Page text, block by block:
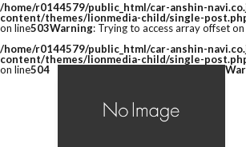
/home/r0144579/public_html/car-anshin-
content/themes/lionmedia-child/single-
on line503Warning: Trying to access array offset on
/home/r0144579/public_html/car-anshin-
content/themes/lionmedia-child/single-
on line504